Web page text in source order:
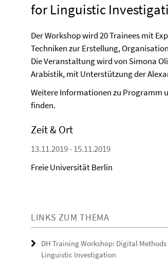
for Linguistic
Der Workshop wird 20 Trainees mit
Techniken zur Erstellung,
Die Veranstaltung wird von Simona
Arabistik, mit Unterstützung der
Weitere Informationen zu Programm
finden.
Zeit & Ort
13.11.2019 - 15.11.2019
Freie Universität Berlin
LINKS ZUM THEMA
DH Training Workshop: Digital
Linguistic Investigation